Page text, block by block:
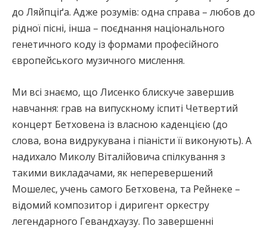
до Ляйпціґа. Адже розумів: одна справа – любов до
рідної пісні, інша – поєднання національного
генетичного коду із формами професійного
європейського музичного мислення.
Ми всі знаємо, що Лисенко блискуче завершив
навчання: грав на випускному іспиті Четвертий
концерт Бетховена із власною каденцією (до
слова, вона видрукувана і піаністи її виконують). А
надихало Миколу Віталійовича спілкування з
такими викладачами, як неперевершений
Мошелес, учень самого Бетховена, та Рейнеке –
відомий композитор і диригент оркестру
легендарного Гевандхаузу. По завершенні